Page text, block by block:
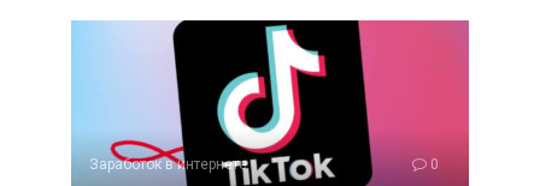
Заработок в интернете 0